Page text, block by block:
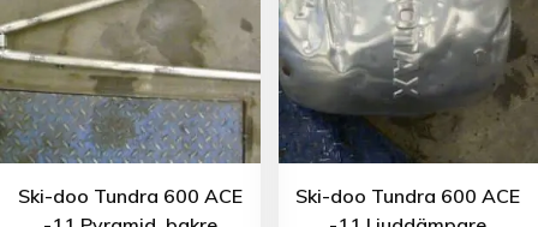
Ski-doo Tundra 600 ACE
Ski-doo Tundra 600 ACE